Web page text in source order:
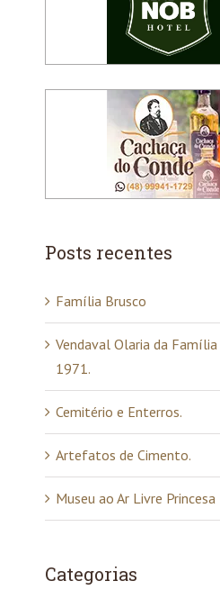
Posts recentes
Família Brusco
Vendaval Olaria da Família
1971.
Cemitério e Enterros.
Artefatos de Cimento.
Museu ao Ar Livre Princesa
Categorias